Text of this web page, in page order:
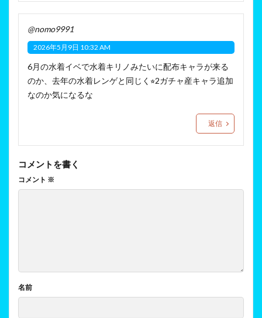
@nomo9991
2026年5月9日 10:32 AM
6月の水着イベで水着キリノみたいに配布キャラが来る
のか、去年の水着レンゲと同じく⭐︎2ガチャ産キャラ追加
なのか気になるな
返信
コメントを書く
コメント ※
名前